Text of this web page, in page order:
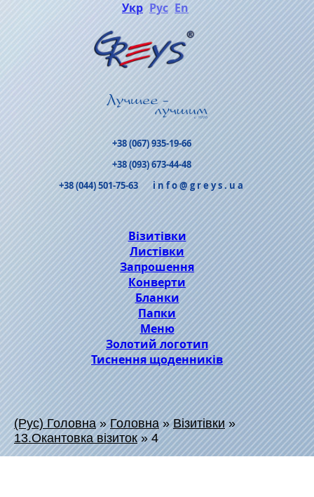
Укр Рус En
+38 (067) 935-19-66
+38 (093) 673-44-48
+38 (044) 501-75-63
info@greys.ua
Візитівки
Листівки
Запрошення
Конверти
Бланки
Папки
Меню
Золотий логотип
Тиснення щоденників
(Рус) Головна»Головна»Візитівки»
13.Окантовка візиток»4